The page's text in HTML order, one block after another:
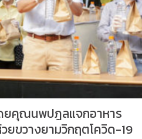
ยคุณนพปฎลแจกอาหาร
ยขวางยามวิกฤตโควิด-19